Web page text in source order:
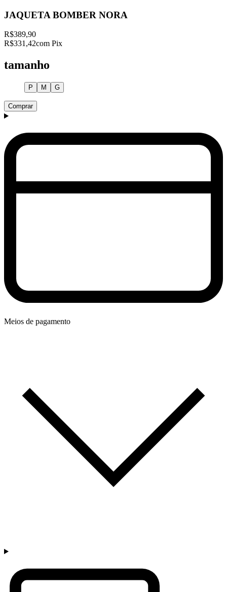
JAQUETA BOMBER NORA
R$389,90
R$331,42com Pix
tamanho
P M G
Comprar
Meios de pagamento